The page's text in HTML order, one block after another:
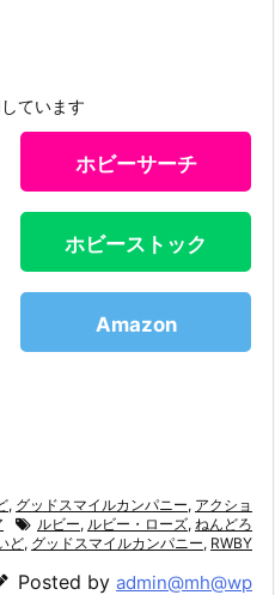
ています
ホビーサーチ
ホビーストック
Amazon
, グッドスマイルカンパニー, アクショ
ルビー, ルビー・ローズ, ねんどろ
ど, グッドスマイルカンパニー, RWBY
Posted by admin@mh@wp